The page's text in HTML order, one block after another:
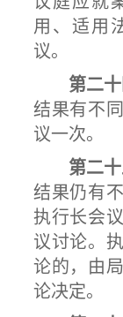
用、适用
议。
第二
结果有不
议一次。
第二
结果仍有
执行长会
议讨论。
论的，由
论决定。